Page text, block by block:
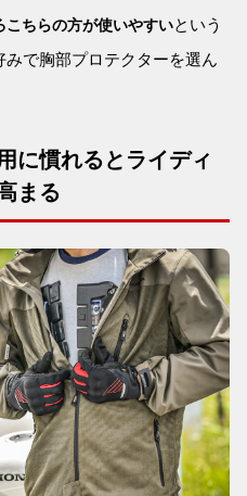
こちらの方が使いやすいという
で胸部プロテクターを選ん
に慣れるとライディ
まる